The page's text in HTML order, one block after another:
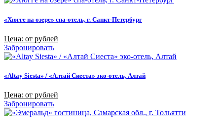
«Хюгге на озере» спа-отель, г. Санкт-Петербург
Цена: от рублей
Забронировать
«Altay Siesta» / «Алтай Сиеста» эко-отель, Алтай
Цена: от рублей
Забронировать